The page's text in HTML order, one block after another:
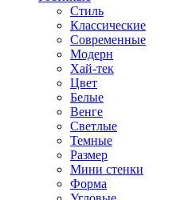
Стиль
Классические
Современные
Модерн
Хай-тек
Цвет
Белые
Венге
Светлые
Темные
Размер
Мини стенки
Форма